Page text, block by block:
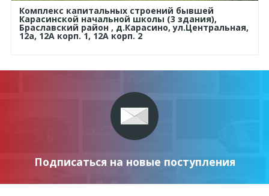
Комплекс капитальных строений бывшей
Карасинской начальной школы (3 здания),
Браславский район , д.Карасино, ул.Центральная,
12а, 12А корп. 1, 12А корп. 2
Подписаться на новые поступления